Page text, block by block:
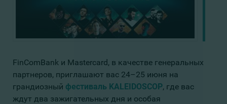
FinComBank и Mastercard, в качестве генеральных
партнеров, приглашают вас 24–25 июня на
грандиозный фестиваль KALEIDOSCOP, где вас
ждут два зажигательных дня и особая